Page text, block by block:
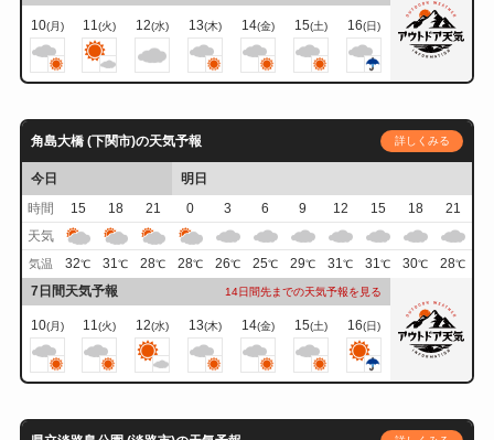
10(月) 11(火) 12(水) 13(木) 14(金) 15(土) 16(日)
角島大橋 (下関市)の天気予報 詳しくみる
今日
明日
時間
15 18 21 0 3 6 9 12 15 18
21
天気
気温 32℃ 31℃ 28℃ 28℃ 26℃ 25℃ 29℃ 31℃ 31℃ 30℃ 28℃
7日間天気予報 14日間先までの天気予報を見る
10(月) 11(火) 12(水) 13(木) 14(金) 15(土) 16(日)